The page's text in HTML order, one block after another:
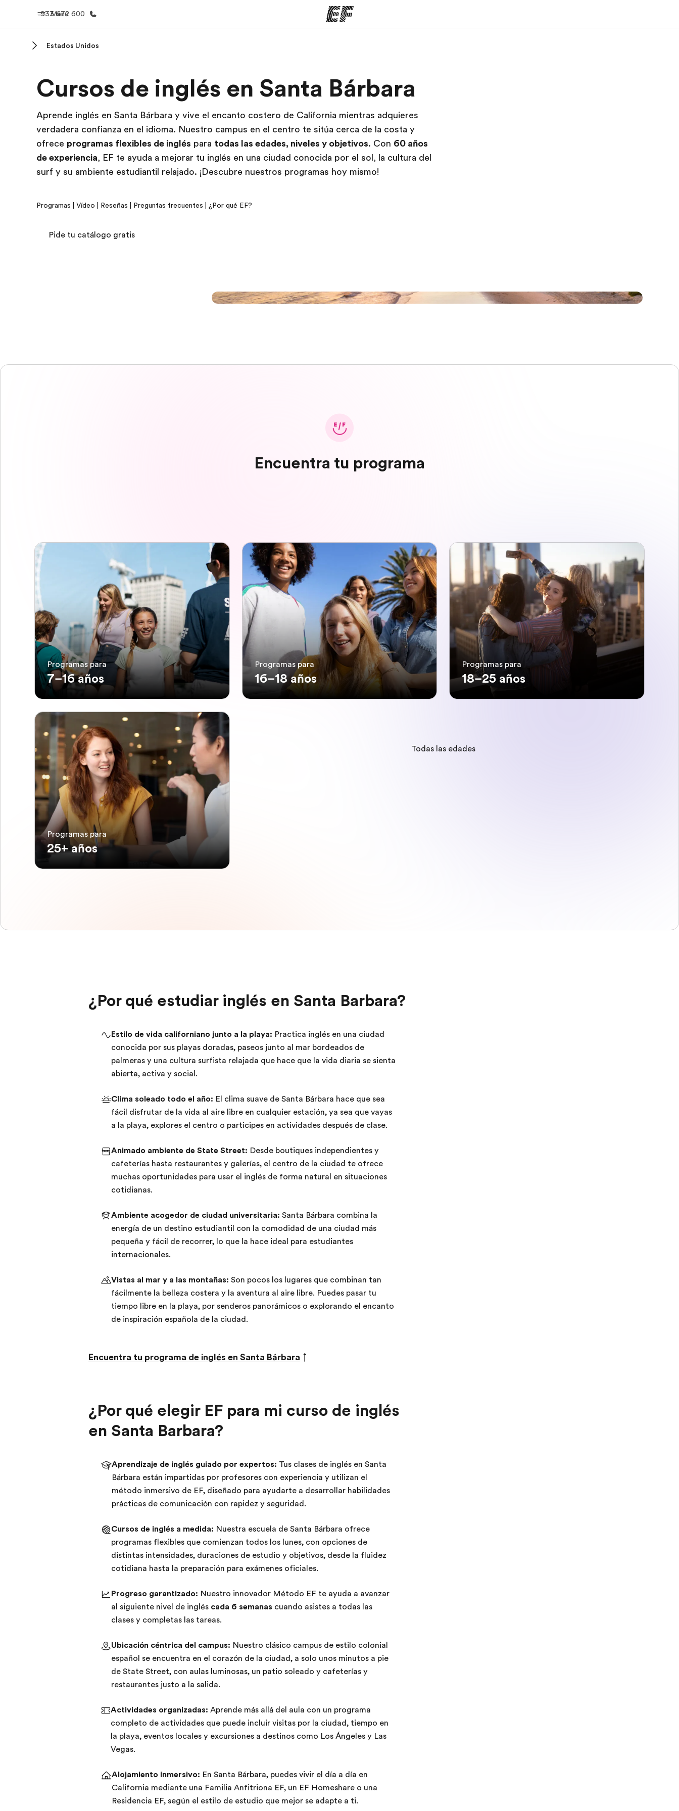
Menú
933 672 600
Bienvenido a EF Ver todo lo que hacemos Encuentra una oficina
Estados Unidos
Cursos de inglés en Santa Bárbara
Aprende inglés en Santa Bárbara y vive el encanto costero de California mientras adquieres
verdadera confianza en el idioma. Nuestro campus en el centro te sitúa cerca de la costa y
ofrece programas flexibles de inglés para todas las edades, niveles y objetivos. Con 60 años
de experiencia, EF te ayuda a mejorar tu inglés en una ciudad conocida por el sol, la cultura del
surf y su ambiente estudiantil relajado. ¡Descubre nuestros programas hoy mismo!
Programas Vídeo Reseñas Preguntas frecuentes ¿Por qué EF?
Pide tu catálogo gratis
Encuentra tu programa
Programas para
7–16 años
Programas para
16–18 años
Programas para
18–25 años
Programas para
25+ años
Todas las edades
¿Por qué estudiar inglés en Santa Barbara?
Estilo de vida californiano junto a la playa: Practica inglés en una ciudad
conocida por sus playas doradas, paseos junto al mar bordeados de
palmeras y una cultura surfista relajada que hace que la vida diaria se sienta
abierta, activa y social.
Clima soleado todo el año: El clima suave de Santa Bárbara hace que sea
fácil disfrutar de la vida al aire libre en cualquier estación, ya sea que vayas
a la playa, explores el centro o participes en actividades después de clase.
Animado ambiente de State Street: Desde boutiques independientes y
cafeterías hasta restaurantes y galerías, el centro de la ciudad te ofrece
muchas oportunidades para usar el inglés de forma natural en situaciones
cotidianas.
Ambiente acogedor de ciudad universitaria: Santa Bárbara combina la
energía de un destino estudiantil con la comodidad de una ciudad más
pequeña y fácil de recorrer, lo que la hace ideal para estudiantes
internacionales.
Vistas al mar y a las montañas: Son pocos los lugares que combinan tan
fácilmente la belleza costera y la aventura al aire libre. Puedes pasar tu
tiempo libre en la playa, por senderos panorámicos o explorando el encanto
de inspiración española de la ciudad.
Encuentra tu programa de inglés en Santa Bárbara ↑
¿Por qué elegir EF para mi curso de inglés
en Santa Barbara?
Aprendizaje de inglés guiado por expertos: Tus clases de inglés en Santa
Bárbara están impartidas por profesores con experiencia y utilizan el
método inmersivo de EF, diseñado para ayudarte a desarrollar habilidades
prácticas de comunicación con rapidez y seguridad.
Cursos de inglés a medida: Nuestra escuela de Santa Bárbara ofrece
programas flexibles que comienzan todos los lunes, con opciones de
distintas intensidades, duraciones de estudio y objetivos, desde la fluidez
cotidiana hasta la preparación para exámenes oficiales.
Progreso garantizado: Nuestro innovador Método EF te ayuda a avanzar
al siguiente nivel de inglés cada 6 semanas cuando asistes a todas las
clases y completas las tareas.
Ubicación céntrica del campus: Nuestro clásico campus de estilo colonial
español se encuentra en el corazón de la ciudad, a solo unos minutos a pie
de State Street, con aulas luminosas, un patio soleado y cafeterías y
restaurantes justo a la salida.
Actividades organizadas: Aprende más allá del aula con un programa
completo de actividades que puede incluir visitas por la ciudad, tiempo en
la playa, eventos locales y excursiones a destinos como Los Ángeles y Las
Vegas.
Alojamiento inmersivo: En Santa Bárbara, puedes vivir el día a día en
California mediante una Familia Anfitriona EF, un EF Homeshare o una
Residencia EF, según el estilo de estudio que mejor se adapte a ti.